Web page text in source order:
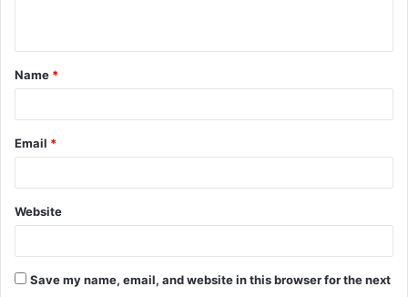
t
*
Name *
Email *
Website
Save my name, email, and website in this browser for the next